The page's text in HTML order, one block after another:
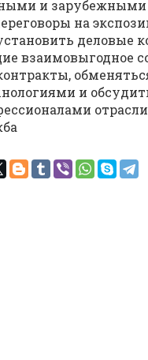
и зарубежными
на
деловые
взаимовыгодное
и